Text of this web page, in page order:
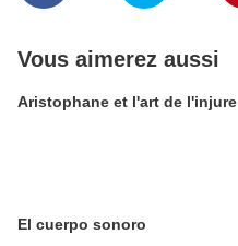
Vous aimerez aussi
Aristophane et l'art de l'injure
El cuerpo sonoro